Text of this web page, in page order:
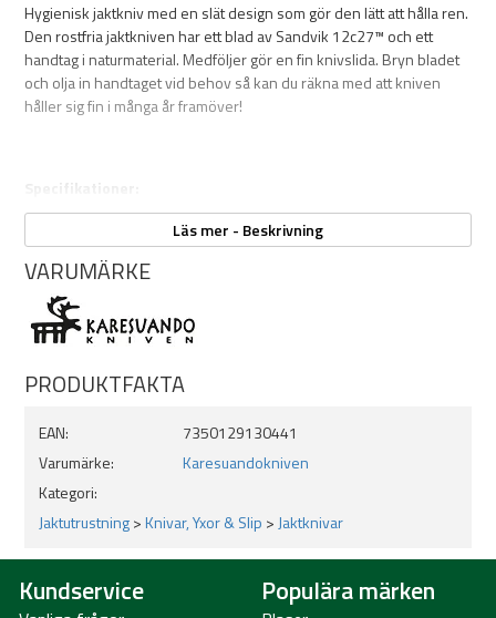
Hygienisk jaktkniv med en slät design som gör den lätt att hålla ren.
Den rostfria jaktkniven har ett blad av Sandvik 12c27™ och ett
handtag i naturmaterial. Medföljer gör en fin knivslida. Bryn bladet
och olja in handtaget vid behov så kan du räkna med att kniven
håller sig fin i många år framöver!
Bladlängd: 100mm
Totallängd: 210mm
Vikt: 104g
Skaft i oljad masurbjörk och renhorn
Rostfritt Sandvik12C27 stål härdat till 57HR
Läs mer - Beskrivning
VARUMÄRKE
PRODUKTFAKTA
EAN:
7350129130441
Varumärke:
Karesuandokniven
Kategori:
Jaktutrustning>Knivar, Yxor & Slip > Jaktknivar
Kundservice Populära märken